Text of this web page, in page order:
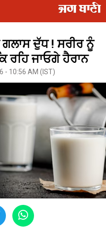
ਦੁੱਧ ! ਸਰੀਰ ਨੂੰ
ਰਹਿ ਜਾਓਗੇ ਹੈਰਾਨ
- 10:56 AM (IST)